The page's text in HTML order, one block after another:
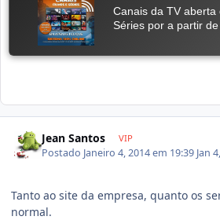
Jean Santos VIP
Postado Janeiro 4, 2014 em 19:39 Jan
Tanto ao site da empresa, quanto os
normal.